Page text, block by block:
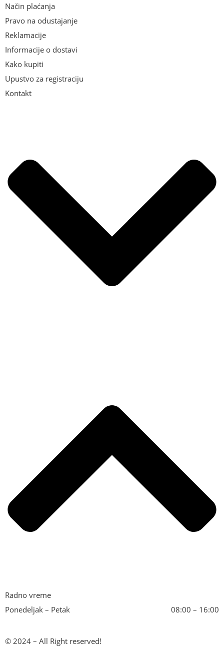
Način plaćanja
Pravo na odustajanje
Reklamacije
Informacije o dostavi
Kako kupiti
Upustvo za registraciju
Kontakt
Radno vreme
Ponedeljak – Petak
08:00 – 16:00
© 2024 – All Right reserved!